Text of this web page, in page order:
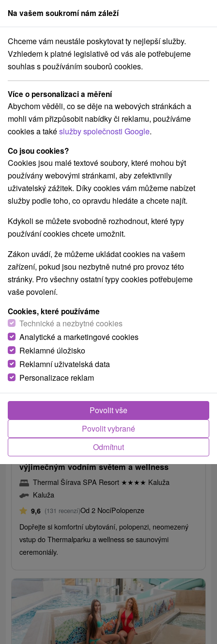
člen skupinySorger
Pobyty na Slovensku Wellness pobyty Dolný Zemplín
Wellness pobyty Dolný Zemplín
Kategorie
Všechny kategorie
Pobyty v akci(1)
Wellness pobyty(2) Víkendové pobyty(2)
Romantické pobyty
Vyberte lokalitu nebo termín
Nejprodávanější
Obce a města
pro dva Kaluža (2)
od
/noc/osoba
Exkluzivní pobyt "u slovenského moře" s
výjimečným vodním světem a wellness
Thermal Šírava SPA Resort ★★★★ Kaluža
Kaluža
9,6 (131 recenzí)Od 2 NocíPolopenze
Dopřejte si komfortní ubytování, polopenzi, neomezený
vstup do Thermalparku a wellness se saunovými
ceremoniály.
Na vašem soukromí nám záleží
Chceme vám neustále poskytovat ty nejlepší služby.
Vzhledem k platné legislativě od vás ale potřebujeme
souhlas s používáním souborů cookies.
Více o personalizaci a měření
Abychom věděli, co se děje na webových stránkách a
mohli vám přizpůsobit nabídky či reklamu, používáme
cookies a takéslužby společnosti Google.
Co jsou cookies?
Cookies jsou malé textové soubory, které mohou být
používány webovými stránkami, aby zefektivnily
uživatelský zážitek. Díky cookies vám můžeme nabízet
služby podle toho, co opravdu hledáte a chcete najít.
Kdykoli se můžete svobodně rozhodnout, které typy
používání cookies chcete umožnit.
Zákon uvádí, že můžeme ukládat cookies na vašem
zařízení, pokud jsou nezbytně nutné pro provoz této
stránky. Pro všechny ostatní typy cookies potřebujeme
vaše povolení.
Cookies, které používáme
Technické a nezbytné cookies
Analytické a marketingové cookies
Reklamné úložisko
Reklamní uživatelská data
Personalizace reklam
Odmítnut
Povolit vybrané
Povolit vše